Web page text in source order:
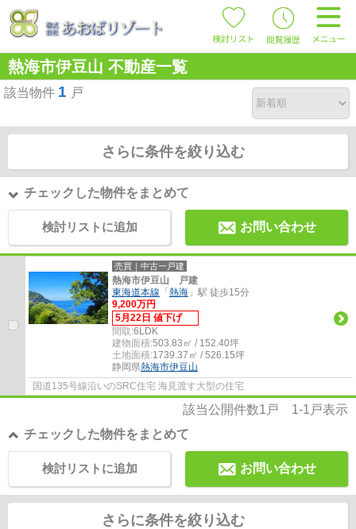
熱海市伊豆山 不動産一覧
該当物件 1 戸
さらに条件を絞り込む
チェックした物件をまとめて
検討リストに追加 お問い合わせ
売買｜中古一戸建
熱海市伊豆山 戸建
東海道本線 「熱海 」駅 徒歩15分
9,200万円
5月22日 値下げ
間取:6LDK
建物面積:503.83㎡ / 152.40坪
土地面積:1739.37㎡ / 526.15坪
静岡県熱海市伊豆山
国道135号線沿いのSRC住宅 海見渡す大型の住宅
該当公開件数1 戸 1-1 戸表示
チェックした物件をまとめて
お問い合わせ
検討リストに追加
さらに条件を絞り込む